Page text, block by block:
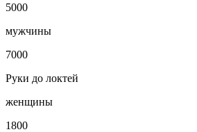
5000
мужчины
7000
Руки до локтей
женщины
1800